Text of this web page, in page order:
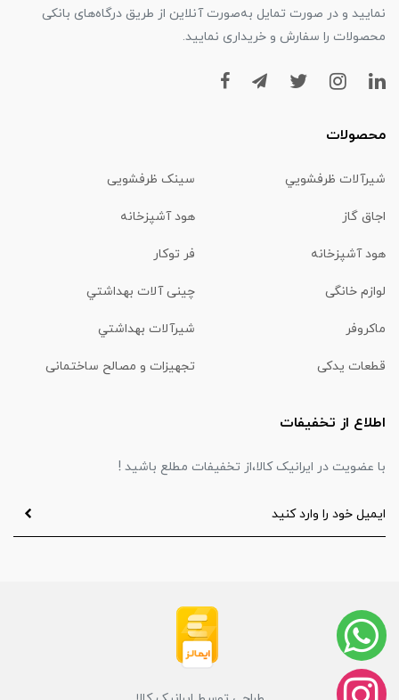
نمایید و در صورت تمایل به‌صورت آنلاین از طریق درگاه‌های بانکی
محصولات را سفارش و خریداری نمایید.
محصولات
شیرآلات ظرفشويي سینک ظرفشویی
اجاق گاز هود آشپزخانه
هود آشپزخانه فر توکار
لوازم خانگی چینی آلات بهداشتي
ماكروفر شیرآلات بهداشتي
قطعات یدکی تجهیزات و مصالح ساختمانی
اطلاع از تخفیفات
با عضویت در ایرانیک کالا،از تخفیفات مطلع باشید !